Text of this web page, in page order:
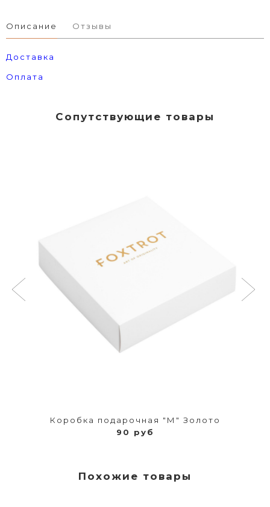
Описание Отзывы
Доставка
Оплата
Сопутствующие товары
Коробка подарочная "М" Золото
90 руб
Похожие товары